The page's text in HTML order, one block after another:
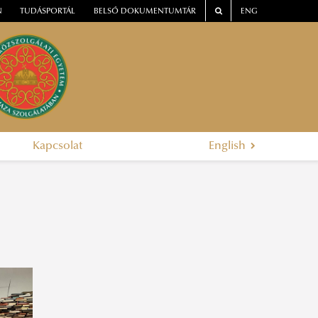
TUDÁSPORTÁL BELSŐ DOKUMENTUMTÁR ENG
Kapcsolat English